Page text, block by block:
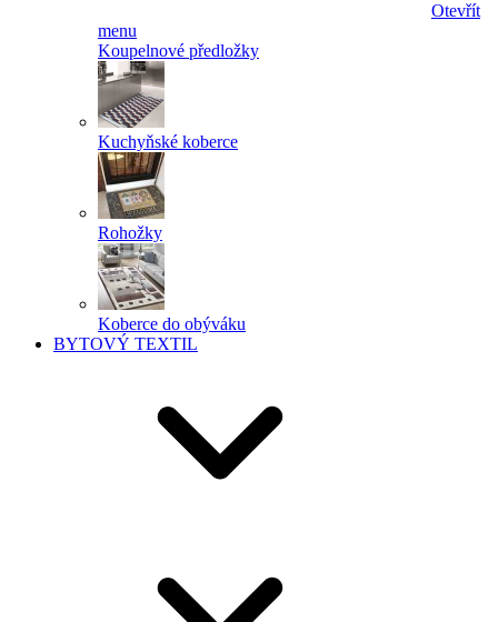
Otevřít
menu
Koupelnové předložky
Kuchyňské koberce
Rohožky
Koberce do obýváku
BYTOVÝ TEXTIL